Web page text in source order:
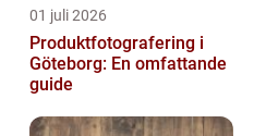
01 juli 2026
Produktfotografering i
Göteborg: En omfattande
guide